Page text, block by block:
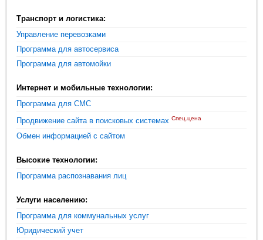
Транспорт и логистика:
Управление перевозками
Программа для автосервиса
Программа для автомойки
Интернет и мобильные технологии:
Программа для СМС
Продвижение сайта в поисковых системах Спец.цена
Обмен информацией с сайтом
Высокие технологии:
Программа распознавания лиц
Услуги населению:
Программа для коммунальных услуг
Юридический учет